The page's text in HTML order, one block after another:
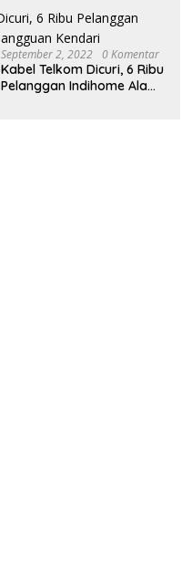
Pertamina Dex dan Dexlite
Turun , Ini Daftarnya
September 2, 2022 0 Komentar
Kabel Telkom Dicuri, 6 Ribu
Pelanggan Indihome Alami